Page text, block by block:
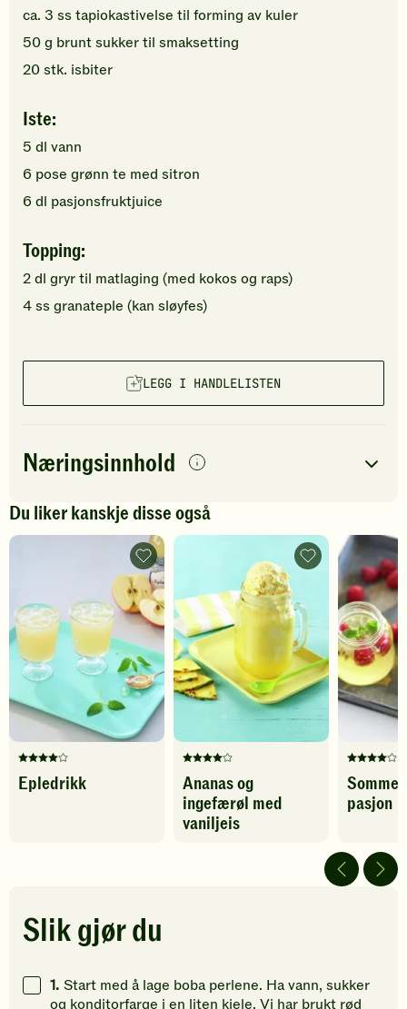
ca. 3 ss tapiokastivelse til forming av kuler
50g brunt sukkertil smaksetting
20stk. isbiter
Iste:
5 dl vann
6 pose grønn te med sitron
6 dl pasjonsfruktjuice
Topping:
2dl gryr til matlaging (med kokos og raps)
4ss granateple (kan sløyfes)
LEGG I HANDLELISTEN
Næringsinnhold
per porsjon
Navn på
antall
Energi 424kcal
13g
Protein
2g
Karbohydrater
75g
Du liker kanskje disse også
Denne
oppskriften
Klikk
for
gi
din
Epledrikk
Epledrikk
-
legg
til
favoritter
Denne
oppskriften
har
fått
din
Ananas og
ingefærøl med
vaniljeis
Ananas
og
ingefærøl
vaniljeis
-
legg
til
favoritter
Denne
har
av
5
din
pasjon
Slik gjør du
1. Start med å lage boba perlene. Ha vann, sukker
og konditorfarge i en liten kjele. Vi har brukt rød